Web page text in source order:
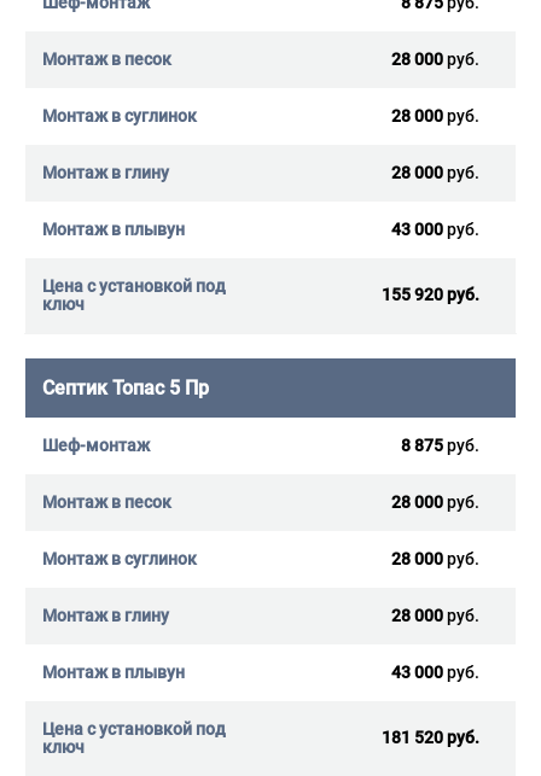
28 000руб.
28 000руб.
28 000руб.
43 000руб.
155 920 руб.
Септик Топас 5 Пр
8 875руб.
28 000руб.
28 000руб.
28 000руб.
43 000руб.
181 520 руб.